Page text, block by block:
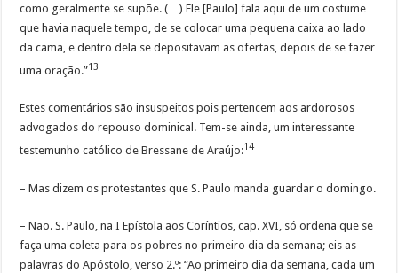
como geralmente se supõe. (…) Ele [Paulo] fala aqui de um costume
que havia naquele tempo, de se colocar uma pequena caixa ao lado
da cama, e dentro dela se depositavam as ofertas, depois de se fazer
uma oração.”13
Estes comentários são insuspeitos pois pertencem aos ardorosos
advogados do repouso dominical. Tem-se ainda, um interessante
testemunho católico de Bressane de Araújo:14
– Mas dizem os protestantes que S. Paulo manda guardar o domingo.
– Não. S. Paulo, na I Epístola aos Coríntios, cap. XVI, só ordena que se
faça uma coleta para os pobres no primeiro dia da semana; eis as
palavras do Apóstolo, verso 2.º: “Ao primeiro dia da semana, cada um